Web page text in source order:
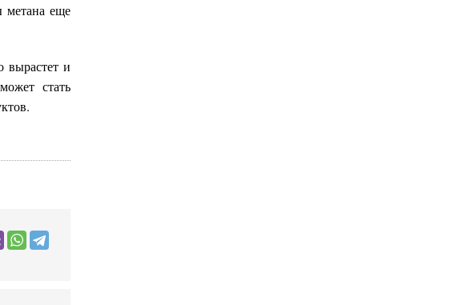
метана еще
вырастет и
стать